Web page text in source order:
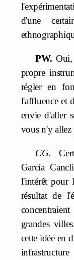
d'une
PW. Oui,
propre
régler en
l'affluence et
envie d'aller
vous n'y allez
CG.
García
l'intérêt pour
résultat de
grandes
cette idée en